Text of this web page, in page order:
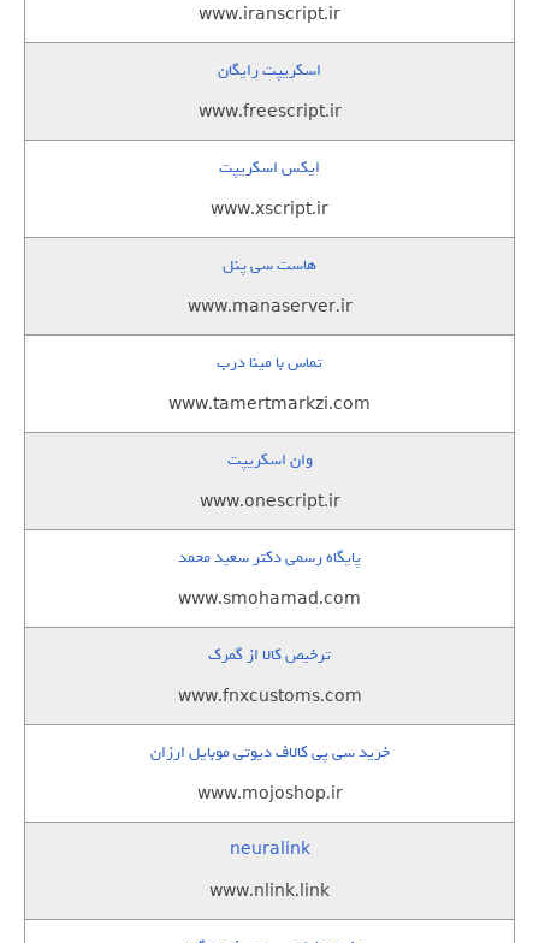
www.iranscript.ir
اسکریپت رایگان
www.freescript.ir
ایکس اسکریپت
www.xscript.ir
هاست سی پنل
www.manaserver.ir
تماس با مینا درب
www.tamertmarkzi.com
وان اسکریپت
www.onescript.ir
پایگاه رسمی دکتر سعید محمد
www.smohamad.com
ترخیص کالا از گمرک
www.fnxcustoms.com
خرید سی پی کالاف دیوتی موبایل ارزان
www.mojoshop.ir
neuralink
www.nlink.link